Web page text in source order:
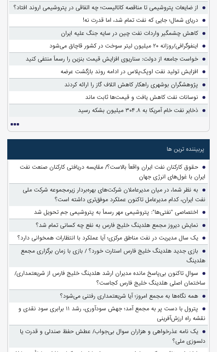
از ضایعات پتروشیمی تا مناقصه کاتالیست؛ چه اتفاقی در پتروشیمی اروند افتاد؟
دریای شمال؛ جایی که نفت تمام شد، اما قدرت نه!
کاهش چشمگیر واردات نفت چین در سایه جنگ علیه ایران
اینفوگرافی/روزانه ۲۰ میلیون لیتر سوخت در کشور قاچاق می‌شود
خواست جامعه از دولت: سناریوی افزایش قیمت بنزین را رسماً منتفی کنید
افزایش تولید نفت اوپک‌پلاس در ادامه روند بازگشت عرضه
پژوهشگران بوشهری راهکار کاهش اتلاف گاز را ارائه کردند
نوسانات نفت کاهش یافت و قیمت‌ها ثابت ماند
ذخایر نفت خام آمریکا به ۳۰۴.۸ میلیون بشکه رسید
پربیننده ترین ها
حقوق کارکنان نفت ایران واقعاً بالاست؟/ مقایسه دریافتی کارکنان صنعت نفت
ایران با غول‌های انرژی جهان
به نظر شما، در میان مدیرعاملان شرکت‌های بهره‌بردار زیرمجموعه شرکت ملی
نفت ایران، کدام مدیرعامل تاکنون عملکرد موفق‌تری داشته است؟
اختصاصی "نفتی‌ها": پتروشیمی مهر رسماً به پتروشیمی جم تحویل شد
نمایش دیروز مجمع هلدینگ خلیج فارس به نفع چه کسانی تمام شد؟
یک سال مدیریت در نفت مناطق مرکزی؛ آیا عملکرد با انتظارات همخوانی دارد؟
بازی جدید هلدینگ خلیج فارس استارت خورد؟ / بازی با زمان برگزاری مجمع
هلدینگ
سوالِ تاکنون بی‌پاسخ مانده مدیران ارشد هلدینگ خلیج فارس از شریعتمداری/
ساختمان اصلی هلدینگ خلیج فارس کجاست؟
همه نگاه‌ها به مجمع امروز؛ آیا شریعتمداری رفتنی می‌شود؟
پترول با دست پر به مجمع آمد؛ جهش سودآوری، رشد ۱۱ برابری سود نقدی و
نقشه راه ارزش‌آفرینی
یک نامه عذرخواهی و هزاران سوال بی‌جواب/ عطش حفظ صندلی و قدرت یا
دلسوزی ملی؟